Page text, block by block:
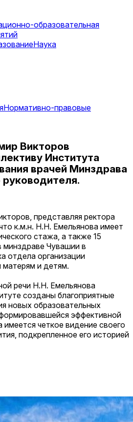
образовательная
Наука
Нормативно-правовые
Викторов
Института
врачей Минздрава
представляя ректора
к.м.н. Н.Н. Емельянова имеет
стажа, а также 15
минздраве Чувашии в
отдела организации
и детям.
речи Н.Н. Емельянова
созданы благоприятные
новых образовательных
эффективной
четкое видение своего
подкрепленное его историей